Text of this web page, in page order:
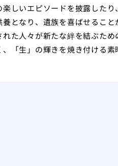
しいエピソードを披露した
となり、遺族を喜ばせるこ
た人々が新たな絆を結ぶた
「生」の輝きを焼き付ける素